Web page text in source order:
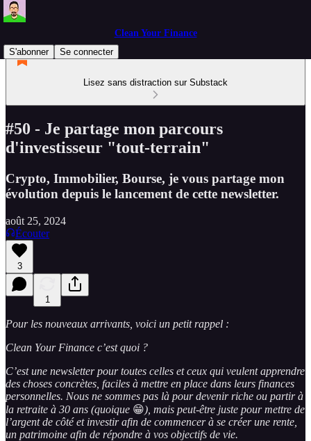
Clean Your Finance
S'abonner
Se connecter
Lisez sans distraction sur Substack
#50 - Je partage mon parcours
d'investisseur "tout-terrain"
Crypto, Immobilier, Bourse, je vous partage mon
évolution depuis le lancement de cette newsletter.
août 25, 2024
Écouter
3
1
Pour les nouveaux arrivants, voici un petit rappel :
Clean Your Finance c’est quoi ?
C’est une newsletter pour toutes celles et ceux qui veulent apprendre
des choses concrètes, faciles à mettre en place dans leurs finances
personnelles. Nous ne sommes pas là pour devenir riche ou partir à
la retraite à 30 ans (quoique 😁), mais peut-être juste pour mettre de
l’argent de côté et investir afin de commencer à se créer une rente,
un patrimoine afin de répondre à vos objectifs de vie.